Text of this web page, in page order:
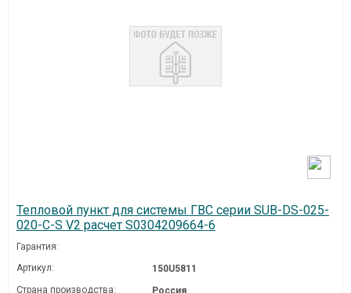
Тепловой пункт для системы ГВС серии SUB-DS-025-
020-C-S V2 расчет S0304209664-6
Гарантия:
Артикул:
150U5811
Страна производства:
Россия